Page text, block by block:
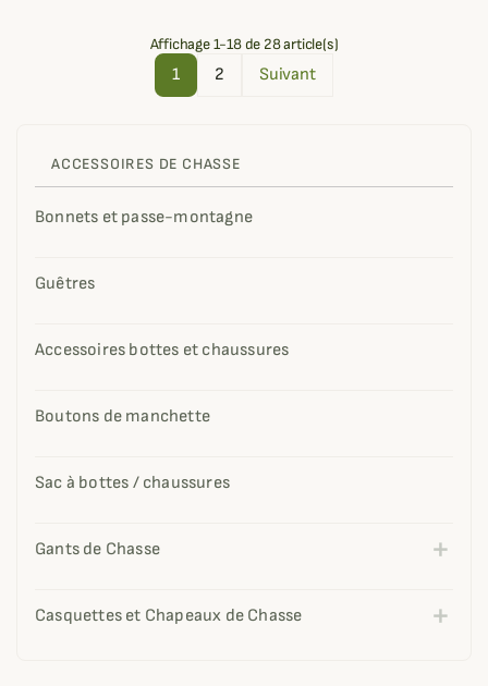
ACCESSOIRES DE CHASSE
Bonnets et passe-montagne
Guêtres
Accessoires bottes et chaussures
Boutons de manchette
Sac à bottes / chaussures
Gants de Chasse
Casquettes et Chapeaux de Chasse
Affichage 1-18 de 28 article(s)
1 2 Suivant